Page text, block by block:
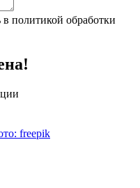
политикой обработки
freepik